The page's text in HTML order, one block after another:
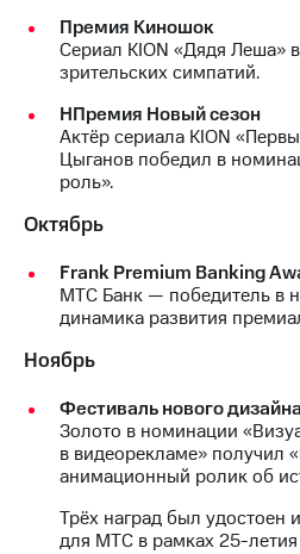
Премия Киношок
Сериал KION «Дядя Леша»
зрительских симпатий.
НПремия Новый сезон
Актёр сериала KION
Цыганов победил в
роль».
Октябрь
Frank Premium Banking
МТС Банк — победитель в
динамика развития
Ноябрь
Фестиваль нового
Золото в номинации
в видеорекламе» получил
анимационный ролик об
Трёх наград был удостоен
для МТС в рамках 25-